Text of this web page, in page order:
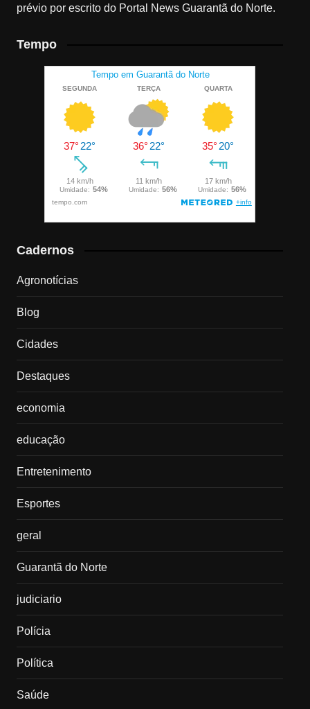
prévio por escrito do Portal News Guarantã do Norte.
Tempo
Cadernos
Agronotícias
Blog
Cidades
Destaques
economia
educação
Entretenimento
Esportes
geral
Guarantã do Norte
judiciario
Polícia
Política
Saúde